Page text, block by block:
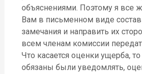
объяснениями. Поэтому я все
Вам в письменном виде
замечания и направить их
всем членам комиссии
Что касается оценки ущерба,
обязаны были уведомлять,